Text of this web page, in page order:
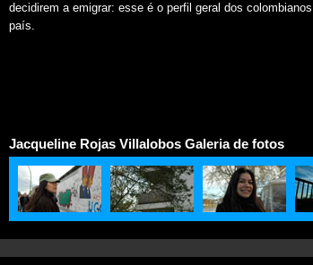
decidirem a emigrar: esse é o perfil geral dos
país.
Jacqueline Rojas Villalobos Galeria de fotos